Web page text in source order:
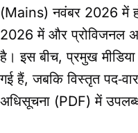
(Mains) नवंबर 2026 में
2026 में और प्रोविजनल
है। इस बीच, प्रमुख मीडिया
गई हैं, जबकि विस्तृत
अधिसूचना (PDF) में